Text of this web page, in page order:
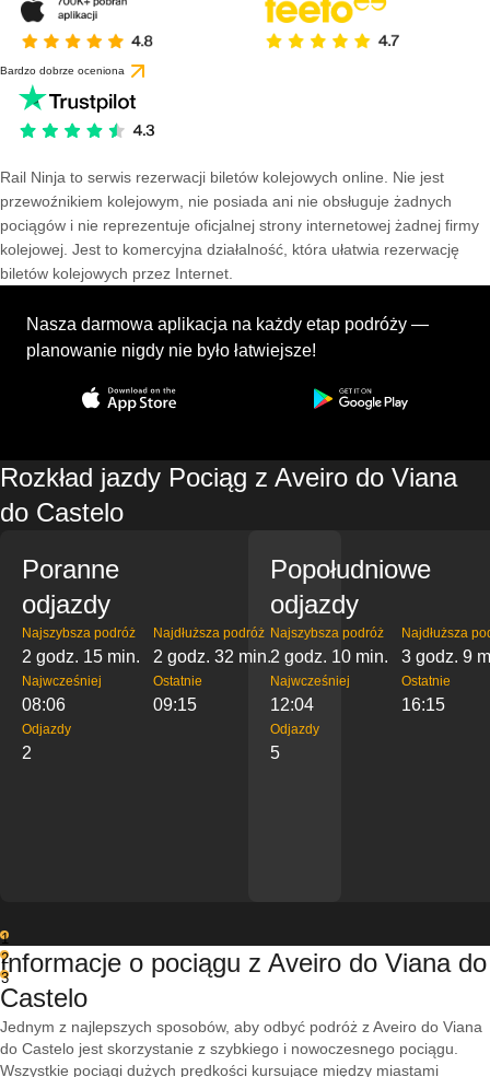
Bardzo dobrze oceniona
Rail Ninja to serwis rezerwacji biletów kolejowych online. Nie jest
przewoźnikiem kolejowym, nie posiada ani nie obsługuje żadnych
pociągów i nie reprezentuje oficjalnej strony internetowej żadnej firmy
kolejowej. Jest to komercyjna działalność, która ułatwia rezerwację
biletów kolejowych przez Internet.
Nasza darmowa aplikacja na każdy etap podróży —
planowanie nigdy nie było łatwiejsze!
Rozkład jazdy Pociąg z Aveiro do Viana
do Castelo
Poranne
odjazdy
Najszybsza podróż
2 godz. 15 min.
Najdłuższa podróż
2 godz. 32 min.
Najwcześniej
08:06
Ostatnie
09:15
Odjazdy
2
Popołudniowe
odjazdy
Najszybsza podróż
2 godz. 10 min.
Najdłuższa
3 godz. 9
Najwcześniej
12:04
Ostatnie
16:15
Odjazdy
5
1
2
3
Informacje o pociągu z Aveiro do Viana do
Castelo
Jednym z najlepszych sposobów, aby odbyć podróż z Aveiro do Viana
do Castelo jest skorzystanie z szybkiego i nowoczesnego pociągu.
Wszystkie pociągi dużych prędkości kursujące między miastami